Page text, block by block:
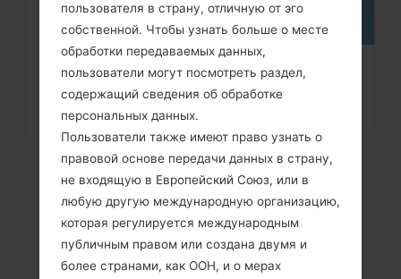
Как удалить все данные с
телефона через меню на
Samsung...
пользователя в страну, отличную от эго
собственной. Чтобы узнать больше о месте
обработки передаваемых данных,
пользователи могут посмотреть раздел,
содержащий сведения об обработке
персональных данных.
Пользователи также имеют право узнать о
правовой основе передачи данных в страну,
не входящую в Европейский Союз, или в
любую другую международную организацию,
которая регулируется международным
публичным правом или создана двумя и
более странами, как ООН, и о мерах